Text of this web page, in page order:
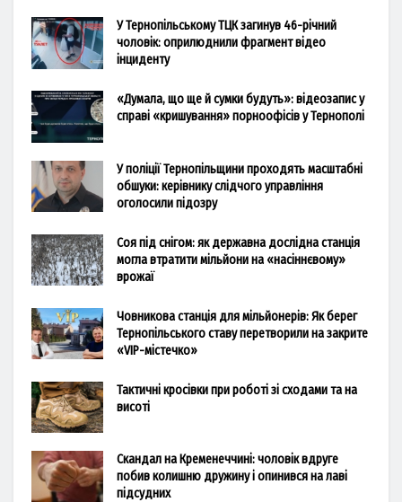
У Тернопільському ТЦК загинув 46-річний
чоловік: оприлюднили фрагмент відео
інциденту
«Думала, що ще й сумки будуть»: відеозапис у
справі «кришування» порноофісів у Тернополі
У поліції Тернопільщини проходять масштабні
обшуки: керівнику слідчого управління
оголосили підозру
Соя під снігом: як державна дослідна станція
могла втратити мільйони на «насіннєвому»
врожаї
Човникова станція для мільйонерів: Як берег
Тернопільського ставу перетворили на закрите
«VIP-містечко»
Тактичні кросівки при роботі зі сходами та на
висоті
Скандал на Кременеччині: чоловік вдруге
побив колишню дружину і опинився на лаві
підсудних